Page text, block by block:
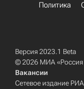
Политика
Версия 2023.1 Beta
© 2026 МИА «Россия
Вакансии
Сетевое издание